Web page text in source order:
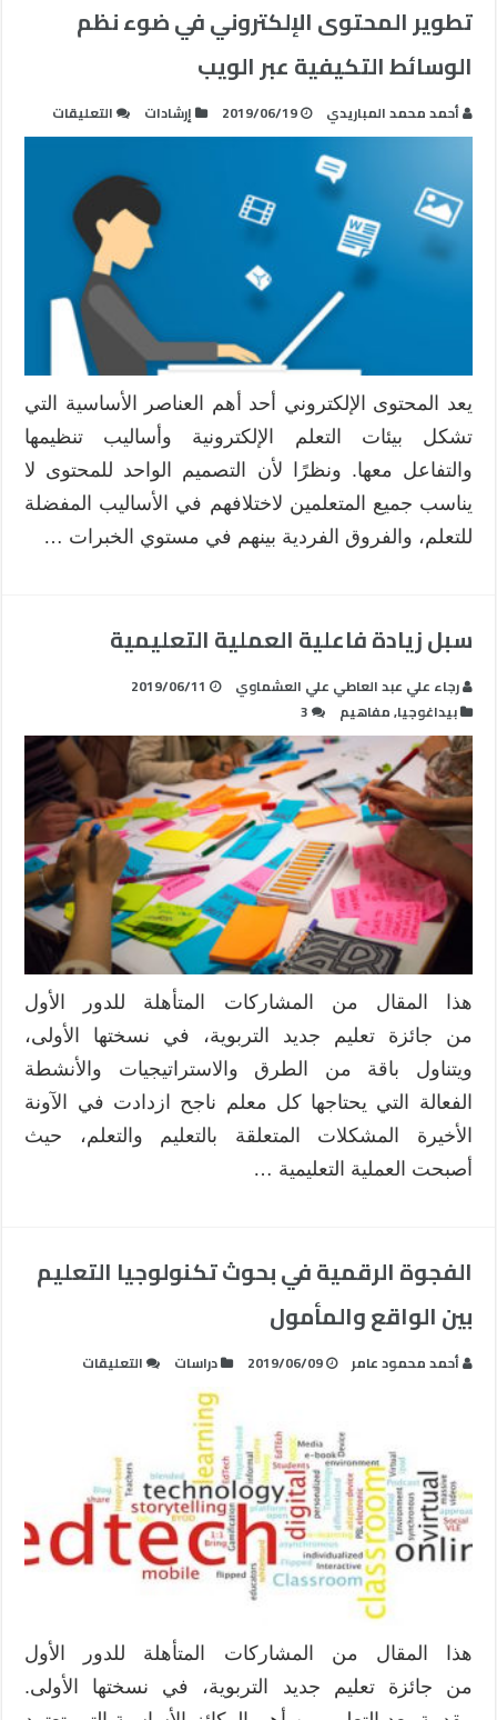
تطوير المحتوى الإلكتروني في ضوء نظم
الوسائط التكيفية عبر الويب
أحمد محمد المباريدي 2019/06/19 إرشادات التعليقات
تطوير
مغلقة
يعد المحتوى الإلكتروني أحد أهم العناصر الأساسية التي
تشكل بيئات التعلم الإلكترونية وأساليب تنظيمها
والتفاعل معها. ونظرًا لأن التصميم الواحد للمحتوى لا
يناسب جميع المتعلمين لاختلافهم في الأساليب المفضلة
للتعلم، والفروق الفردية بينهم في مستوي الخبرات …
سبل زيادة فاعلية العملية التعليمية
رجاء علي عبد العاطي علي العشماوي
2019/06/11
بيداغوجيا,مفاهيم 3
هذا المقال من المشاركات المتأهلة للدور الأول
من جائزة تعليم جديد التربوية، في نسختها الأولى،
ويتناول باقة من الطرق والاستراتيجيات والأنشطة
الفعالة التي يحتاجها كل معلم ناجح ازدادت في الآونة
الأخيرة المشكلات المتعلقة بالتعليم والتعلم، حيث
أصبحت العملية التعليمية …
الفجوة الرقمية في بحوث تكنولوجيا التعليم
بين الواقع والمأمول
أحمد محمود عامر 2019/06/09 دراسات التعليقات
التعليم
بين
الواقع
هذا المقال من المشاركات المتأهلة للدور الأول
من جائزة تعليم جديد التربوية، في نسختها الأولى.